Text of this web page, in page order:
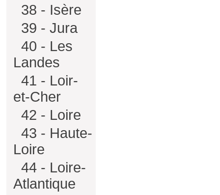
38 - Isère
39 - Jura
40 - Les
Landes
41 - Loir-
et-Cher
42 - Loire
43 - Haute-
Loire
44 - Loire-
Atlantique